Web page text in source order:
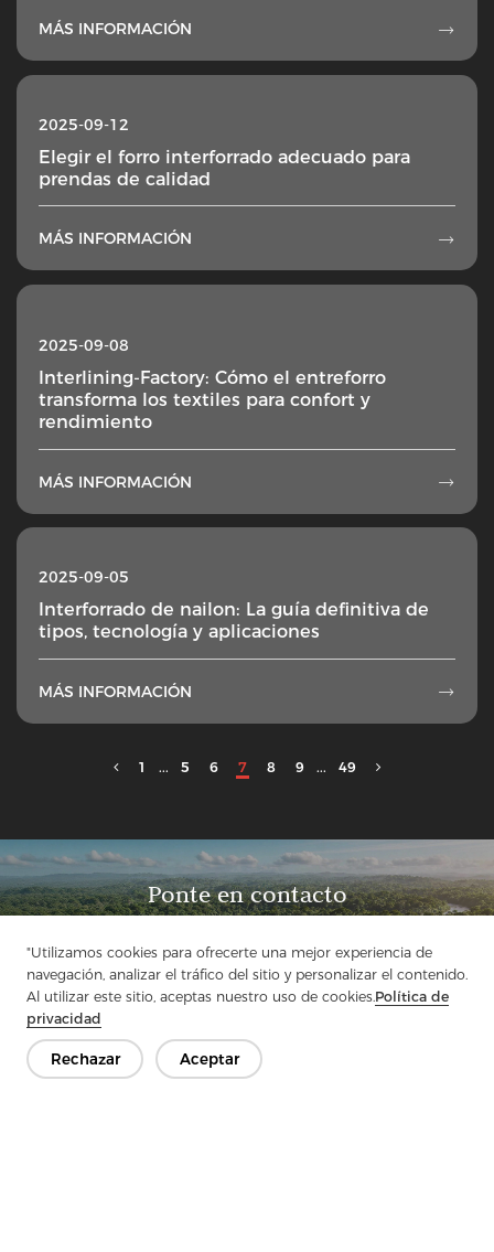
"Utilizamos cookies para ofrecerte una mejor experiencia de
navegación, analizar el tráfico del sitio y personalizar el contenido.
Al utilizar este sitio, aceptas nuestro uso de cookies.Política de
privacidad
Rechazar Aceptar
MÁS INFORMACIÓN 
2025-09-12
Elegir el forro interforrado adecuado para
prendas de calidad
MÁS INFORMACIÓN 
2025-09-08
Interlining-Factory: Cómo el entreforro
transforma los textiles para confort y
rendimiento
MÁS INFORMACIÓN 
2025-09-05
Interforrado de nailon: La guía definitiva de
tipos, tecnología y aplicaciones
MÁS INFORMACIÓN 
1 ... 5 6 7 8 9 ... 49
Ponte en contacto
Hablemos
Empresa Producto Solución